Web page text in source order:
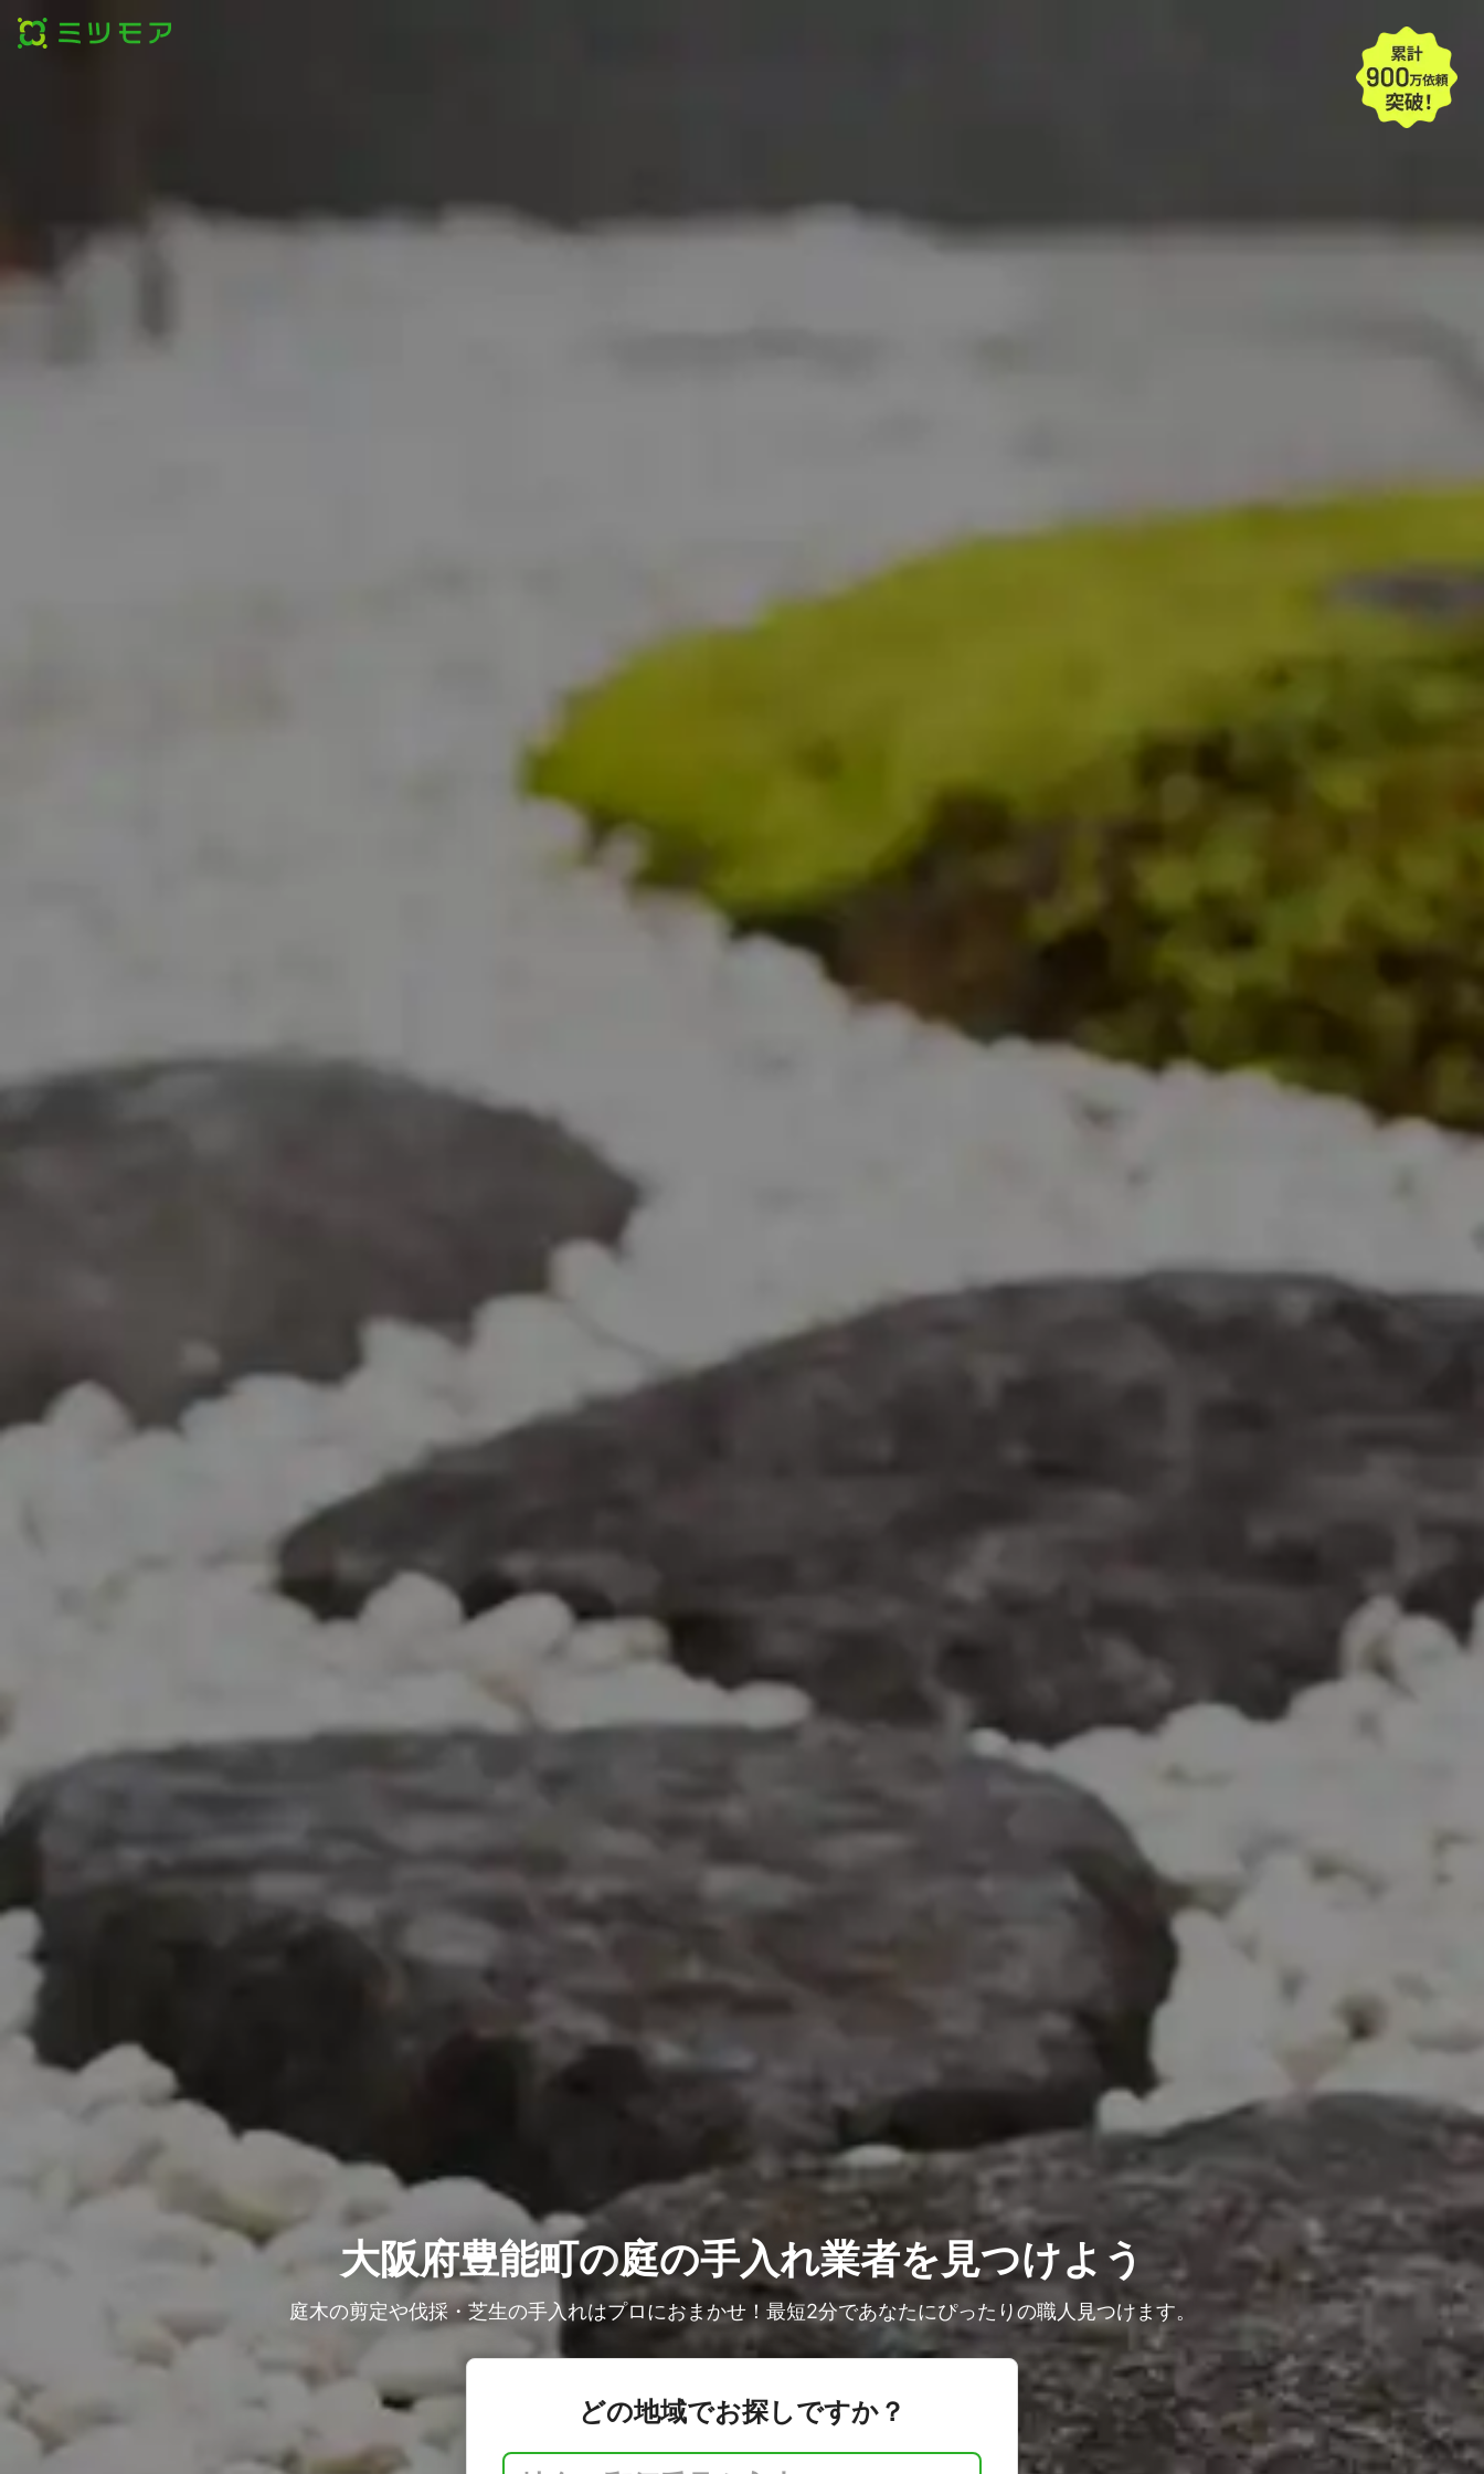
大阪府豊能町の庭の手入れ業者を見つけよう
庭木の剪定や伐採・芝生の手入れはプロにおまかせ！最短2分であなたにぴったりの職人見つけます。
どの地域でお探しですか？